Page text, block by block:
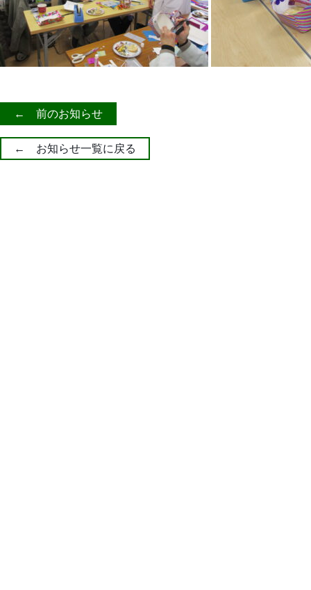
← 前のお知らせ
← お知らせ一覧に戻る